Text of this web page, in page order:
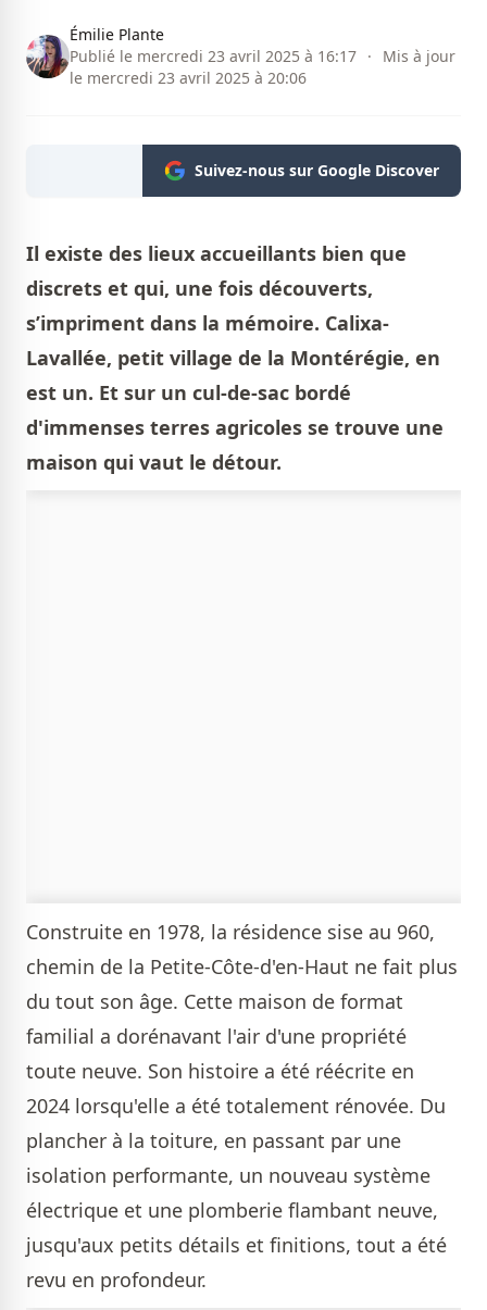
Émilie Plante
Publié le mercredi 23 avril 2025 à 16:17 ·
Mis à jour
le mercredi 23 avril 2025 à 20:06
Suivez-nous sur Google Discover
Il existe des lieux accueillants bien que
discrets et qui, une fois découverts,
s’impriment dans la mémoire. Calixa-
Lavallée, petit village de la Montérégie, en
est un. Et sur un cul-de-sac bordé
d'immenses terres agricoles se trouve une
maison qui vaut le détour.
Construite en 1978, la résidence sise au 960,
chemin de la Petite-Côte-d'en-Haut ne fait plus
du tout son âge. Cette maison de format
familial a dorénavant l'air d'une propriété
toute neuve. Son histoire a été réécrite en
2024 lorsqu'elle a été totalement rénovée. Du
plancher à la toiture, en passant par une
isolation performante, un nouveau système
électrique et une plomberie flambant neuve,
jusqu'aux petits détails et finitions, tout a été
revu en profondeur.